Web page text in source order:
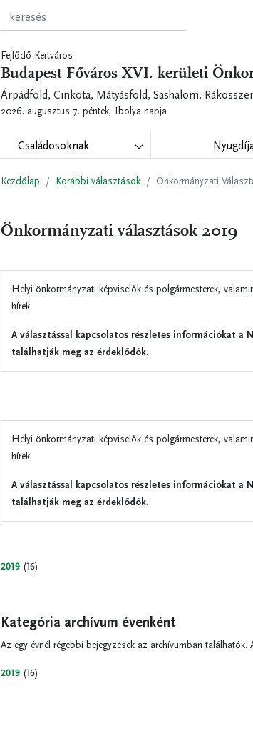
Fejlődő Kertváros
Budapest Főváros XVI. kerületi
Árpádföld, Cinkota, Mátyásföld, Sashalom,
2026. augusztus 7. péntek, Ibolya napja
Családosoknak
Kezdőlap Korábbi választások Önkormányzati
Önkormányzati választások 2019
Helyi önkormányzati képviselők és polgármesterek,
hírek.
A választással kapcsolatos részletes információkat a
találhatják meg az érdeklődők.
Helyi önkormányzati képviselők és polgármesterek,
hírek.
A választással kapcsolatos részletes információkat a
találhatják meg az érdeklődők.
2019 (16)
Kategória archívum évenként
Az egy évnél régebbi bejegyzések az archívumban
2019 (16)